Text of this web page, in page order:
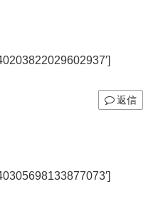
返信